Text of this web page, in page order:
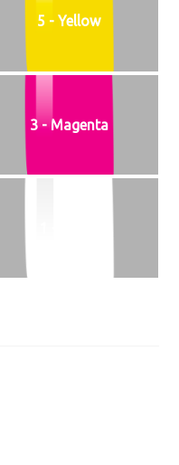
5 - Yellow
3 - Magenta